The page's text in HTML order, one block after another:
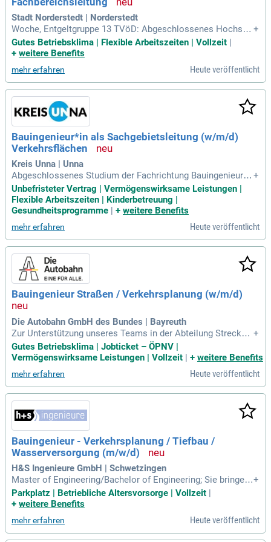
Stadt Norderstedt | Norderstedt
Woche, Entgeltgruppe 13 TVöD: Abgeschlossenes Hochsch
ulstudium der Fachrichtung Bauingenieurwesen, Umweltinge
nieurwesen, Wasser- und Siedlungswirtschaft, Verkehrsplan
+
Gutes Betriebsklima | Flexible Arbeitszeiten | Vollzeit |
+ weitere Benefits
mehr erfahren Heute veröffentlicht
Bauingenieur*in als Sachgebietsleitung (w/m/d)
Verkehrsflächen
Kreis Unna | Unna
Abgeschlossenes Studium der Fachrichtung Bauingenieurw
esen mit der Vertiefung Straßenbau, konstruktiver Ingenieur
bau oder Baubetrieb; Führungserfahrung und die Fähigkeit, ei
n Team zielorientiert zu führen und weiterzuentwickeln; Erfa
+
Unbefristeter Vertrag | Vermögenswirksame Leistungen |
Flexible Arbeitszeiten | Kinderbetreuung |
Gesundheitsprogramme
+ weitere Benefits
mehr erfahren Heute veröffentlicht
Bauingenieur Straßen / Verkehrsplanung (w/m/d)
Die Autobahn GmbH des Bundes | Bayreuth
Zur Unterstützung unseres Teams in der Abteilung Strecken
planung suchen wir Sie zum nächstmöglichen Zeitpunkt als
Bauingenieur für Straßenplanung/​Verkehrsplanung (w/m/d).
+
Gutes Betriebsklima | Jobticket – ÖPNV |
Vermögenswirksame Leistungen | Vollzeit | + weitere Benefits
mehr erfahren Heute veröffentlicht
Bauingenieur - Verkehrsplanung / Tiefbau /
Wasserversorgung (m/w/d)
H&S Ingenieure GmbH | Schwetzingen
Master of Engineering/Bachelor of Engineering; Sie bringen
mindestens 3 Jahre Berufserfahrung in einem Bauunterneh
men / Ingenieurbüro mit; Sie verfügen über mehrere Jahre B
Sie besitzen fundierte
+
Parkplatz | Betriebliche Altersvorsorge | Vollzeit |
+ weitere Benefits
mehr erfahren Heute veröffentlicht